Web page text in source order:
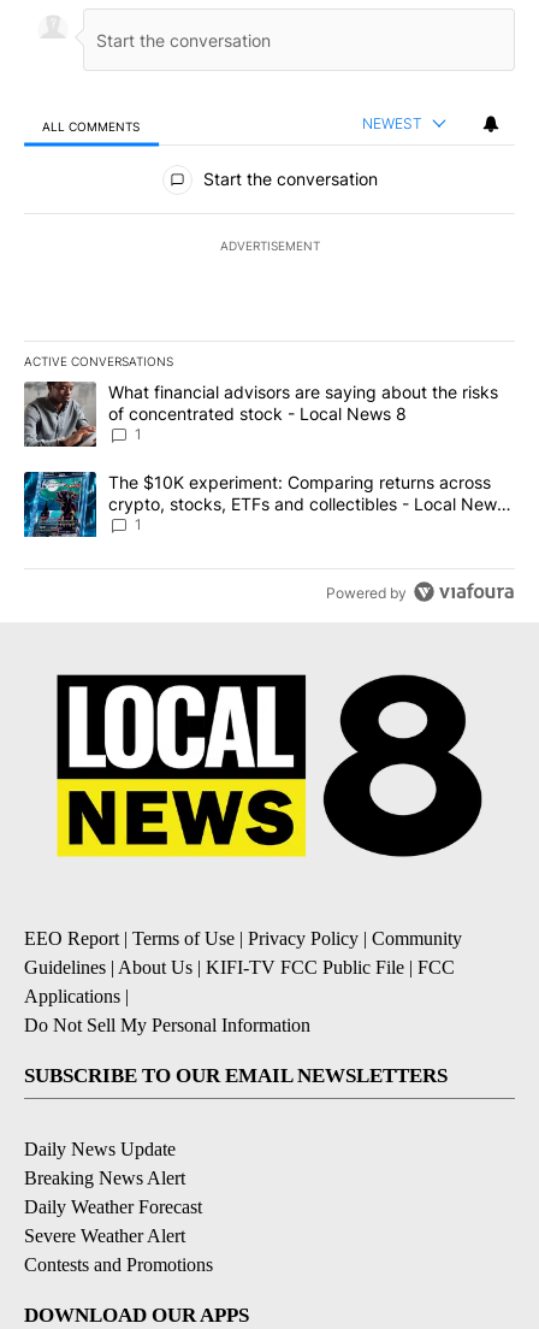
ALL COMMENTS NEWEST
All Comments
Start the conversation
ADVERTISEMENT
ACTIVE CONVERSATIONS
The following is a list of the most commented articles in the last
A trending article titled "What financial advisors are saying
What financial advisors are saying about the risks
of concentrated stock - Local News 8
1
A trending article titled "The $10K experiment: Comparing
The $10K experiment: Comparing returns across
crypto, stocks, ETFs and collectibles - Local News
8
1
Powered by
EEO Report | Terms of Use | Privacy Policy | Community
Guidelines | About Us | KIFI-TV FCC Public File | FCC
Applications |
Do Not Sell My Personal Information
SUBSCRIBE TO OUR EMAIL NEWSLETTERS
Daily News Update
Breaking News Alert
Daily Weather Forecast
Severe Weather Alert
Contests and Promotions
DOWNLOAD OUR APPS